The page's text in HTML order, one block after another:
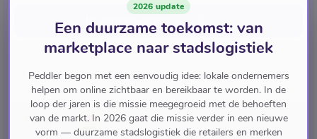
In winkelwagen voor € 2,49
Spices Grounded & Whole Spices Cumin
Pay with
2026 update
Een duurzame toekomst: van
marketplace naar stadslogistiek
Peddler begon met een eenvoudig idee: lokale ondernemers
helpen om online zichtbaar en bereikbaar te worden. In de
loop der jaren is die missie meegegroeid met de behoeften
van de markt. In 2026 gaat die missie verder in een nieuwe
vorm — duurzame stadslogistiek die retailers en merken